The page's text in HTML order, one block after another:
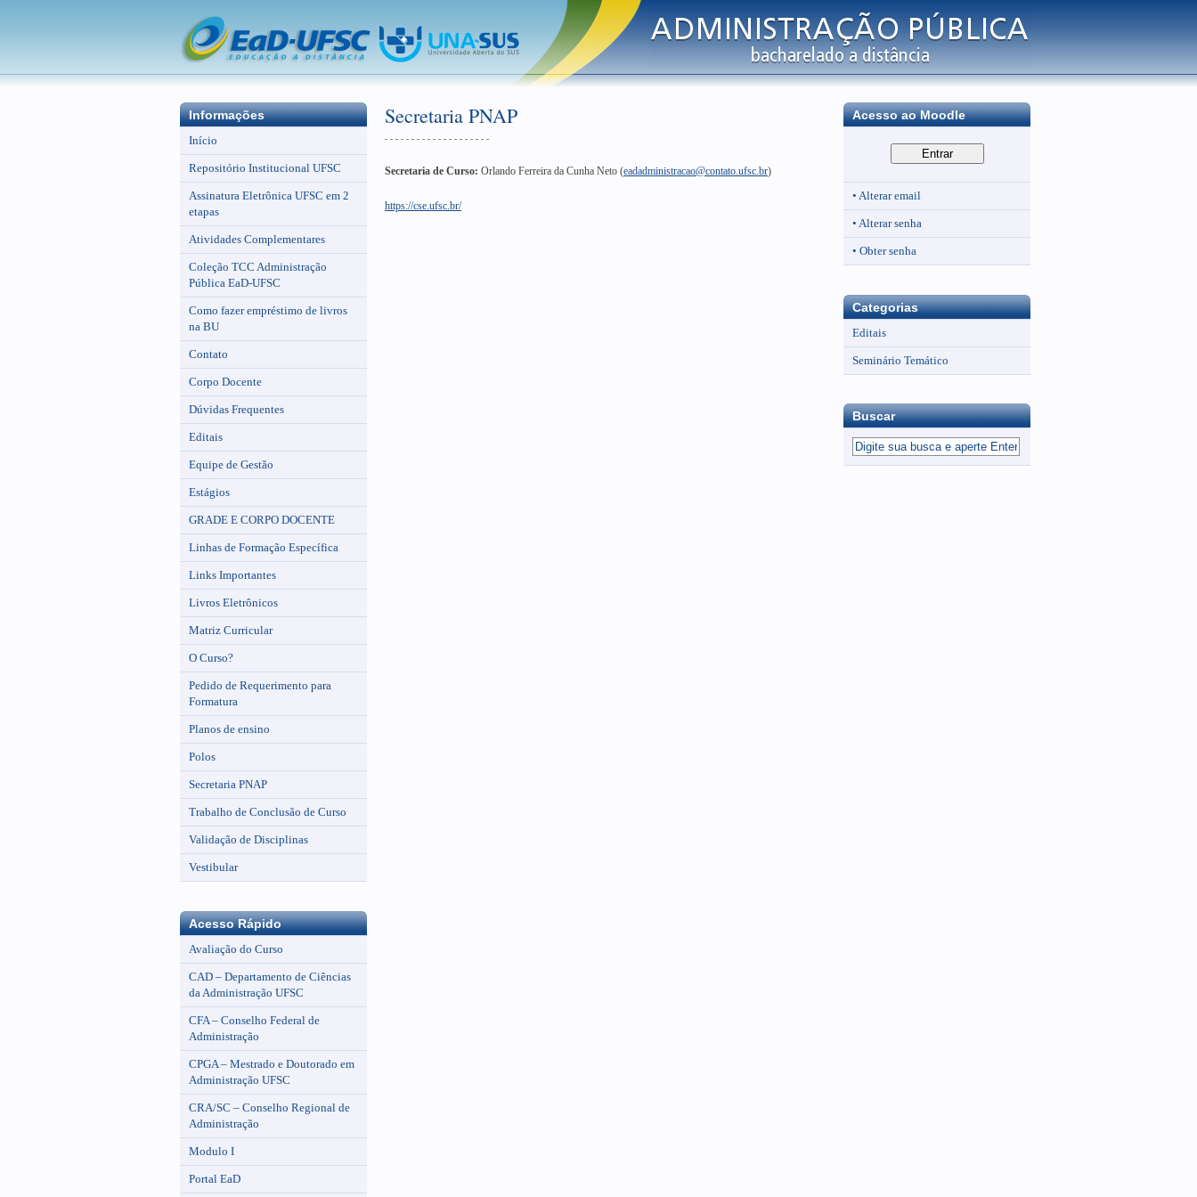
Informações
Início
Repositório Institucional UFSC
Assinatura Eletrônica UFSC em 2
etapas
Atividades Complementares
Coleção TCC Administração
Pública EaD-UFSC
Como fazer empréstimo de livros
na BU
Contato
Corpo Docente
Dúvidas Frequentes
Editais
Equipe de Gestão
Estágios
GRADE E CORPO DOCENTE
Linhas de Formação Específica
Links Importantes
Livros Eletrônicos
Matriz Curricular
O Curso?
Pedido de Requerimento para
Formatura
Planos de ensino
Polos
Secretaria PNAP
Trabalho de Conclusão de Curso
Validação de Disciplinas
Vestibular
Acesso Rápido
Avaliação do Curso
CAD – Departamento de Ciências
da Administração UFSC
CFA – Conselho Federal de
Administração
CPGA – Mestrado e Doutorado em
Administração UFSC
CRA/SC – Conselho Regional de
Administração
Modulo I
Portal EaD
Secretaria PNAP
Secretaria de Curso: Orlando Ferreira da Cunha Neto (eadadministracao@contato.ufsc.br)
https://cse.ufsc.br/
Acesso ao Moodle
• Alterar email
• Alterar senha
• Obter senha
Categorias
Editais
Seminário Temático
Buscar